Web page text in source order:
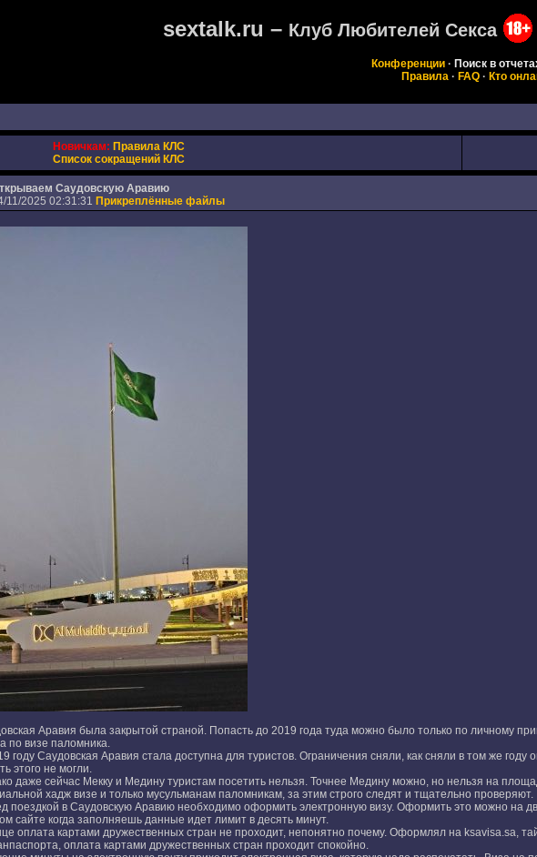
sextalk.ru – Клуб Любителей Секса
Конференции· Поиск в
Правила · FAQ · Кто
Новичкам: Правила КЛС
Список сокращений КЛС
Саудовскую Аравию
11/2025 02:31:31 Прикреплённые файлы
Аравия была закрытой страной. Попасть до 2019 года туда можно было только по личному
по визе паломника.
году Саудовская Аравия стала доступна для туристов. Ограничения сняли, как сняли в том же
этого не могли.
даже сейчас Мекку и Медину туристам посетить нельзя. Точнее Медину можно, но нельзя на
хадж визе и только мусульманам паломникам, за этим строго следят и тщательно проверяют.
поездкой в Саудовскую Аравию необходимо оформить электронную визу. Оформить это можно на
сайте когда заполняешь данные идет лимит в десять минут.
оплата картами дружественных стран не проходит, непонятно почему. Оформлял на ksavisa.sa,
оплата картами дружественных стран проходит спокойно.